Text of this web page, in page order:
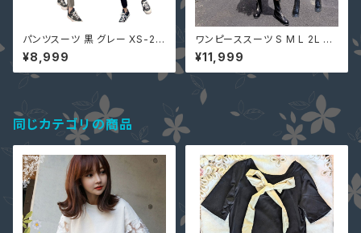
パンツスーツ 黒 グレー XS-2X
L 一部即納 セットアップ 長袖 テ
ーラードジャケット ＋ 七分丈パ
ンツ 上下セット ツーピース 265
¥8,999
ワンピーススーツ S M L 2L 3L
4L 即納 黒 グレー 大人可愛い
セットアップ ぽっちゃり ジャケッ
ト チュール 切替 ASY-98926
大きいサイズ デートコーデ
¥11,999
同じカテゴリの商品